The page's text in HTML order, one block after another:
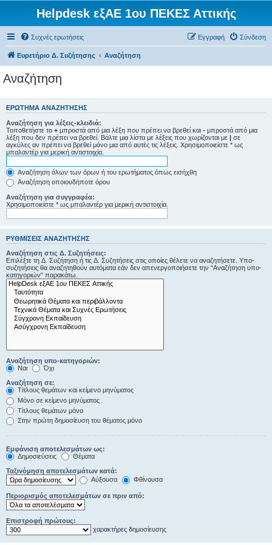
Helpdesk εξΑΕ 1ου ΠΕΚΕΣ Αττικής
Συχνές ερωτήσεις Σύνδεση
Εγγραφή
Ευρετήριο Δ. Συζήτησης Αναζήτηση
Αναζήτηση
ΕΡΏΤΗΜΑ ΑΝΑΖΉΤΗΣΗΣ
Αναζήτηση για λέξεις-κλειδιά:
Τοποθετήστε το + μπροστά από μια λέξη που πρέπει να βρεθεί και - μπροστά από μια
λέξη που δεν πρέπει να βρεθεί. Βάλτε μια λίστα με λέξεις που χωρίζονται με | σε
αγκύλες αν πρέπει να βρεθεί μόνο μια από αυτές τις λέξεις. Χρησιμοποιείστε * ως
μπαλαντέρ για μερική αντιστοιχία.
Αναζήτηση όλων των όρων ή του ερωτήματος όπως εισήχθη
Αναζήτηση οποιουδήποτε όρου
Αναζήτηση για συγγραφέα:
Χρησιμοποιείστε * ως μπαλαντέρ για μερική αντιστοιχία.
ΡΥΘΜΊΣΕΙΣ ΑΝΑΖΉΤΗΣΗΣ
Αναζήτηση στις Δ. Συζητήσεις:
Επιλέξτε τη Δ. Συζήτηση ή τις Δ. Συζητήσεις στις οποίες θέλετε να αναζητήσετε. Υπο-
συζητήσεις θα αναζητηθούν αυτόματα εάν δεν απενεργοποιήσετε την “Αναζήτηση υπο-
κατηγοριών“ παρακάτω.
Αναζήτηση υπο-κατηγοριών:
Ναι
Όχι
Αναζήτηση σε:
Τίτλους θεμάτων και κείμενο μηνύματος
Μόνο σε κείμενο μηνύματος
Τίτλους θεμάτων μόνο
Στην πρώτη δημοσίευση του θέματος μόνο
Εμφάνιση αποτελεσμάτων ως:
Δημοσιεύσεις
Θέματα
Ταξινόμηση αποτελεσμάτων κατά:
Αύξουσα
Φθίνουσα
Περιορισμός αποτελεσμάτων σε πριν από:
Επιστροφή πρώτους:
χαρακτήρες δημοσίευσης